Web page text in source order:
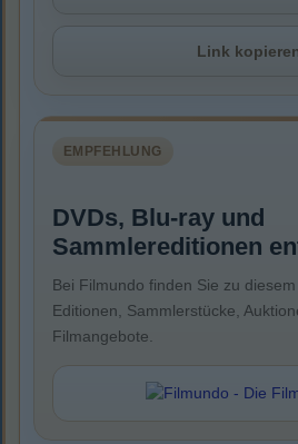
Link
EMPFEHLUNG
DVDs, Blu-ray und
Sammlereditionen
Bei Filmundo finden Sie zu
Editionen, Sammlerstücke,
Filmangebote.